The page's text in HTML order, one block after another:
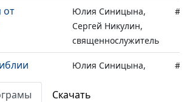
от
Юлия Синицына,
Сергей Никулин,
священнослужитель
Юлия Синицына,
священнослужитель,
Скачать